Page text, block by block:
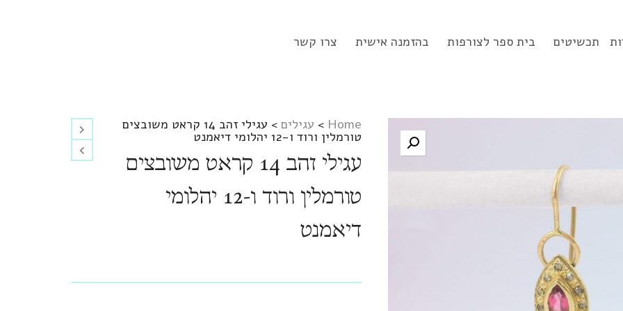
תכשיטים בית ספר לצורפות בהזמנה אישית צרו קשר
Home
> עגילים > עגילי זהב 14 קראט משובצים
טורמלין ורוד ו-12 יהלומי דיאמנט
עגילי זהב 14 קראט משובצים
טורמלין ורוד ו-12 יהלומי
דיאמנט